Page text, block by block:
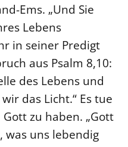
Ems. „Und Sie
Lebens
in seiner Predigt
aus Psalm 8,10:
des Lebens und
das Licht.“ Es tue
zu haben. „Gott
was uns lebendig